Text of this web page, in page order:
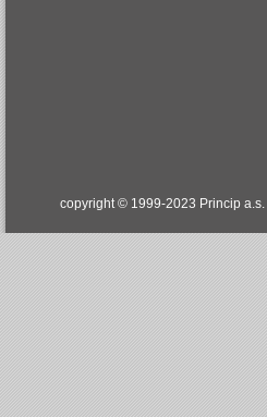
copyright © 1999-2023 Princip a.s.